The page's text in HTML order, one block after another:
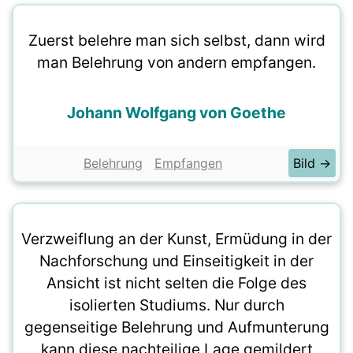
Zuerst belehre man sich selbst, dann wird
man Belehrung von andern empfangen.
Johann Wolfgang von Goethe
Belehrung Empfangen Bild →
Verzweiflung an der Kunst, Ermüdung in der
Nachforschung und Einseitigkeit in der
Ansicht ist nicht selten die Folge des
isolierten Studiums. Nur durch
gegenseitige Belehrung und Aufmunterung
kann diese nachteilige Lage gemildert